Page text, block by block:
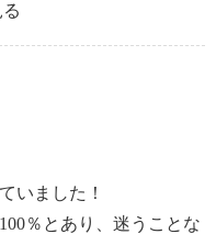
いました！
％とあり、迷うことな